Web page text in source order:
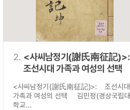
“정조” 또는 “정약용”이 포함된 자료를 검색
“정조”가 나온 후 “정약용”이 나오지 않는 자
2. <사씨남정기(謝氏南征記)>:
조선시대 가족과 여성의 선택
<사씨남정기(謝氏南征記)>: 조선시대
가족과 여성의 선택 김민정(경상국립대
학교...